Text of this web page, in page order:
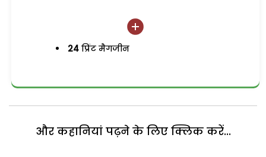
24 प्रिंट मैगजीन
और कहानियां पढ़ने के लिए क्लिक करें...